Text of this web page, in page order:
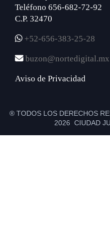
Teléfono 656-682-72-92
C.P. 32470
+52-656-383-25-28
buzon@nortedigital.mx
Aviso de Privacidad
® TODOS LOS DERECHOS
2026 CIUDAD